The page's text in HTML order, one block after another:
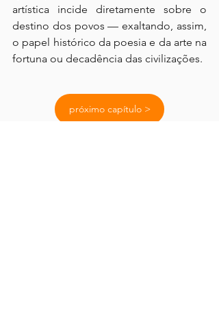
artística incide diretamente sobre o
destino dos povos — exaltando, assim,
o papel histórico da poesia e da arte na
fortuna ou decadência das civilizações.
próximo capítulo >